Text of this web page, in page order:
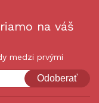
na váš
medzi prvými
Odoberať